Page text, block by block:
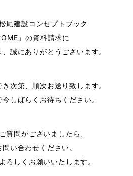
尾建設コンセプトブック
」の資料請求に
誠にありがとうございます。
次第、順次お送り致します。
しばらくお待ちください。
質問がございましたら、
い合わせください。
ろしくお願いいたします。